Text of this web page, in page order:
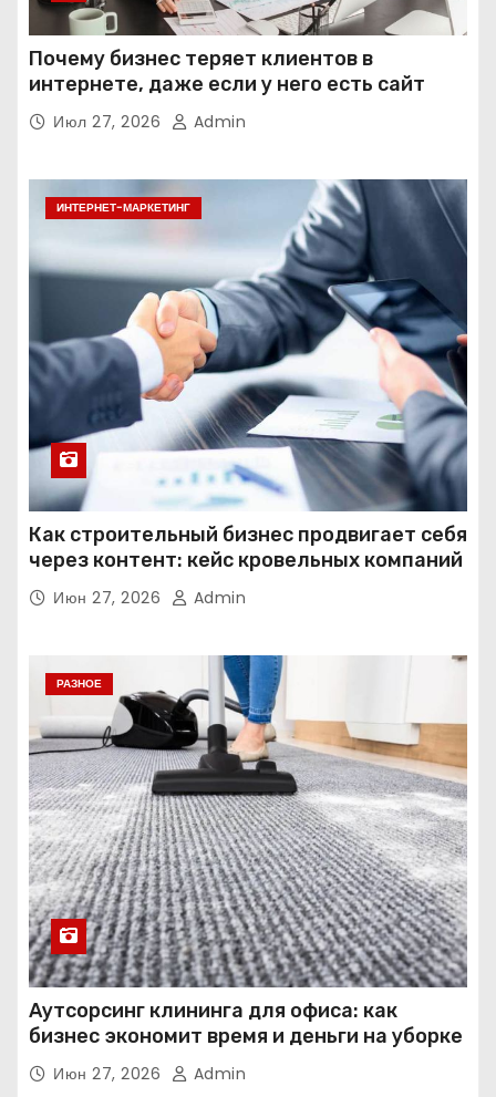
Почему бизнес теряет клиентов в
интернете, даже если у него есть сайт
Июл 27, 2026 Admin
ИНТЕРНЕТ-МАРКЕТИНГ
Как строительный бизнес продвигает себя
через контент: кейс кровельных компаний
Июн 27, 2026 Admin
РАЗНОЕ
Аутсорсинг клининга для офиса: как
бизнес экономит время и деньги на уборке
Июн 27, 2026 Admin